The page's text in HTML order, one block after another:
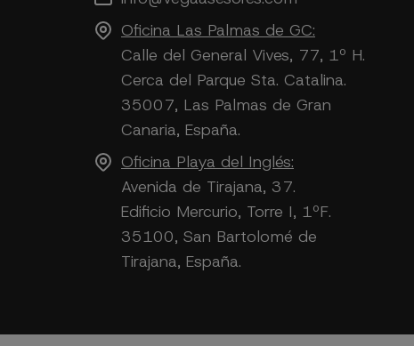
Oficina Las Palmas de GC:
Calle del General Vives, 77, 1º H.
Cerca del Parque Sta. Catalina.
35007, Las Palmas de Gran
Canaria, España.
Oficina Playa del Inglés:
Avenida de Tirajana, 37.
Edificio Mercurio, Torre I, 1ºF.
35100, San Bartolomé de
Tirajana, España.